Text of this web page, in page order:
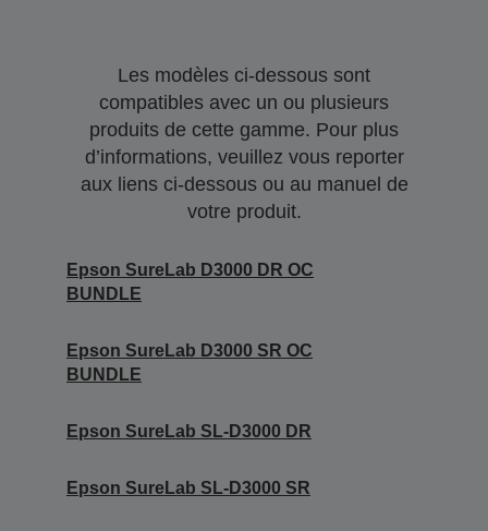
Les modèles ci-dessous sont
compatibles avec un ou plusieurs
produits de cette gamme. Pour plus
d’informations, veuillez vous reporter
aux liens ci-dessous ou au manuel de
votre produit.
Epson SureLab D3000 DR OC
BUNDLE
Epson SureLab D3000 SR OC
BUNDLE
Epson SureLab SL-D3000 DR
Epson SureLab SL-D3000 SR